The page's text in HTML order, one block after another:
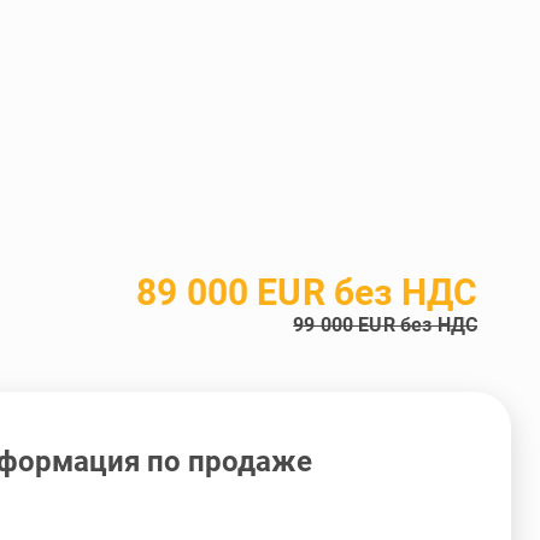
89 000 EUR без НДС
99 000 EUR без НДС
по продаже